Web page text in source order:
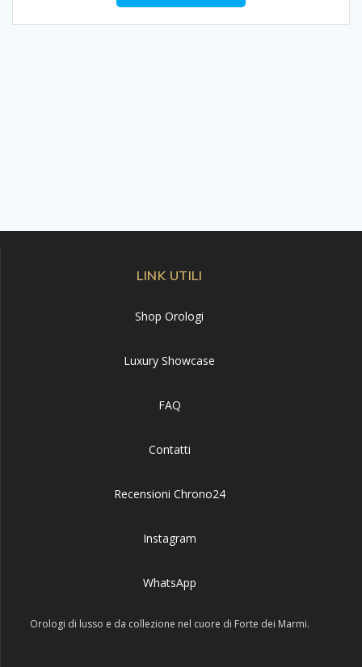
LINK UTILI
Shop Orologi
Luxury Showcase
FAQ
Contatti
Recensioni Chrono24
Instagram
WhatsApp
Orologi di lusso e da collezione nel cuore di Forte dei Marmi.